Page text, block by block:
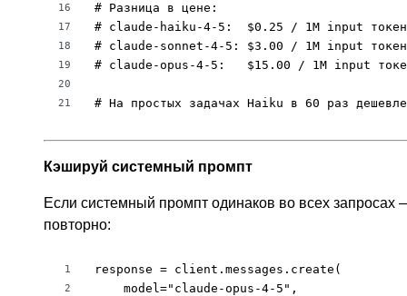
16
17
18
19
20
21
# Разница в цене:
# claude-haiku-4-5:  $0.25 / 1M input
# claude-sonnet-4-5: $3.00 / 1M input
# claude-opus-4-5:   $15.00 / 1M input
# На простых задачах Haiku в 60 раз
Кэшируй системный промпт
Если системный промпт одинаков во всех запросах
повторно:
1
2
response = client.messages.create(
    model="claude-opus-4-5",